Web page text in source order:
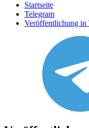
Startseite
Telegram
Veröffentlichung in